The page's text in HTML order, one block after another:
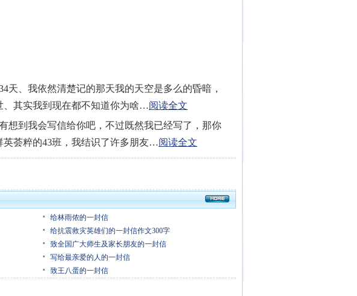
、我依然清楚记的那天我的天空是多么的昏暗，
、其实我到现在都不知道你为啥…阅读全文
想到我会写信给你吧，不过既然我已经写了，那你
英荟粹的43班，我结识了许多朋友…阅读全文
给林雨侬的一封信
给抗震救灾英雄们的一封信作文300字
致全国广大师生及家长朋友的一封信
写给最亲爱的人的一封信
致王八蛋的一封信